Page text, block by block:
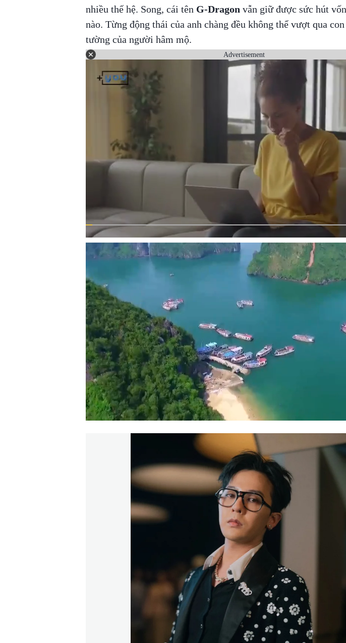
nhiều thế hệ. Song, cái tên G-Dragon vẫn giữ được sức hút
nào. Từng động thái của anh chàng đều không thể vượt qua
tường của người hâm mộ.
Advertisement